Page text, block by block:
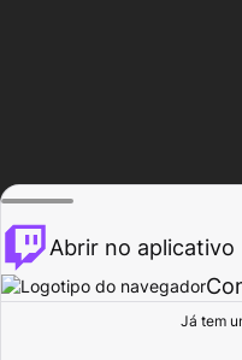
Procurar
Abrir no aplicativo
Já tem